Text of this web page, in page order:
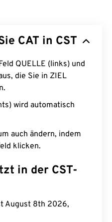
CAT in CST
QUELLE (links) und
die Sie in ZIEL
wird automatisch
auch ändern, indem
klicken.
in der CST-
August 8th 2026,